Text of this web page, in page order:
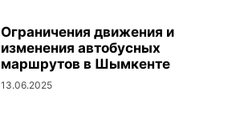
Ограничения движения и
изменения автобусных
маршрутов в Шымкенте
13.06.2025